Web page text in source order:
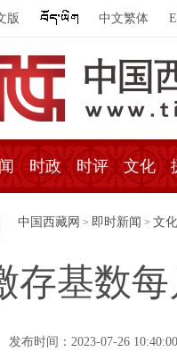
版 中文繁体
时政 时评 文化
中国西藏网 > 即时新闻 > 文化
存基数
发布时间：2023-07-26 10:40:00